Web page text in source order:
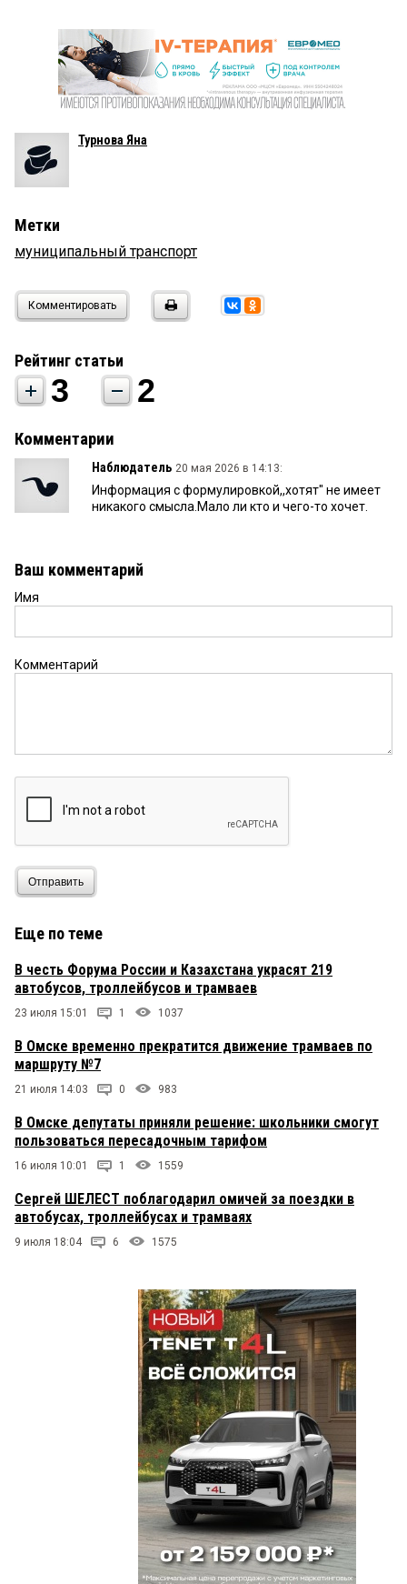
Турнова Яна
Метки
муниципальный транспорт
Комментировать
Рейтинг статьи
3 2
Комментарии
Наблюдатель 20 мая 2026 в 14:13:
Информация с формулировкой,,хотят" не имеет
никакого смысла.Мало ли кто и чего-то хочет.
Ваш комментарий
Имя
Комментарий
Отправить
Еще по теме
В честь Форума России и Казахстана украсят 219
автобусов, троллейбусов и трамваев
23 июля 15:01 1 1037
В Омске временно прекратится движение трамваев по
маршруту №7
21 июля 14:03 0 983
В Омске депутаты приняли решение: школьники смогут
пользоваться пересадочным тарифом
16 июля 10:01 1 1559
Сергей ШЕЛЕСТ поблагодарил омичей за поездки в
автобусах, троллейбусах и трамваях
9 июля 18:04 6 1575